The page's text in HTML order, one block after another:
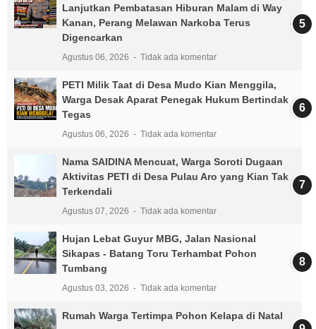
Lanjutkan Pembatasan Hiburan Malam di Way
Kanan, Perang Melawan Narkoba Terus
Digencarkan
Agustus 06, 2026 Tidak ada komentar
PETI Milik Taat di Desa Mudo Kian Menggila,
Warga Desak Aparat Penegak Hukum Bertindak
Tegas
Agustus 06, 2026 Tidak ada komentar
Nama SAIDINA Mencuat, Warga Soroti Dugaan
Aktivitas PETI di Desa Pulau Aro yang Kian Tak
Terkendali
Agustus 07, 2026 Tidak ada komentar
Hujan Lebat Guyur MBG, Jalan Nasional
Sikapas - Batang Toru Terhambat Pohon
Tumbang
Agustus 03, 2026 Tidak ada komentar
Rumah Warga Tertimpa Pohon Kelapa di Natal